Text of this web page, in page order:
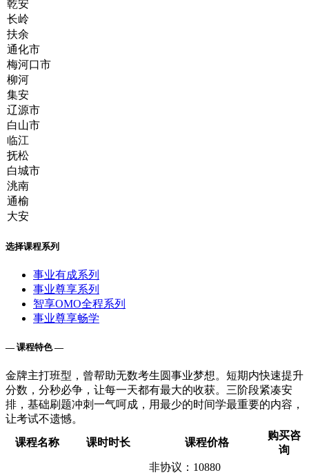
选择课程系列
事业有成系列
事业尊享系列
智享OMO全程系列
事业尊享畅学
— 课程特色 —
金牌主打班型，曾帮助无数考生圆事业梦想。短期内快速提升
分数，分秒必争，让每一天都有最大的收获。三阶段紧凑安
排，基础刷题冲刺一气呵成，用最少的时间学最重要的内容，
让考试不遗憾。
课程名称
课时时长 课程价格
购买咨
询
非协议：10880